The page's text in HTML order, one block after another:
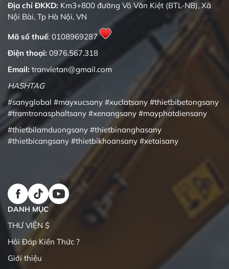
Địa chỉ ĐKKD: Km3+800 đường Võ Văn Kiệt (BTL-NB), Xã
Nội Bài, Tp Hà Nội, VN
Mã số thuế: 0108969287
Điện thoại: 0976.567.318
Email: tranvietan@gmail.com
HASHTAG
#sanyglobal #mayxucsany #xuclatsany #thietbibetongsany
#tramtronasphaltsany #xenangsany #mayphatdiensany
#thietbilamduongsany #thietbinanghasany
#thietbicangsany #thietbikhoansany #xetaisany
DANH MỤC
THƯ VIỆN $
Hỏi Đáp Kiến Thức ?
Giới thiệu